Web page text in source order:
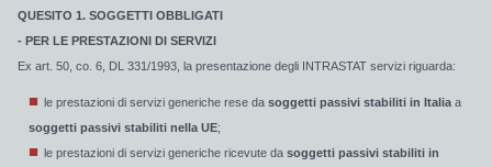
QUESITO 1. SOGGETTI OBBLIGATI
- PER LE PRESTAZIONI DI SERVIZI
Ex art. 50, co. 6, DL 331/1993, la presentazione degli INTRASTAT servizi riguarda:
le prestazioni di servizi generiche rese da soggetti passivi stabiliti in Italia a
soggetti passivi stabiliti nella UE;
le prestazioni di servizi generiche ricevute da soggetti passivi stabiliti in